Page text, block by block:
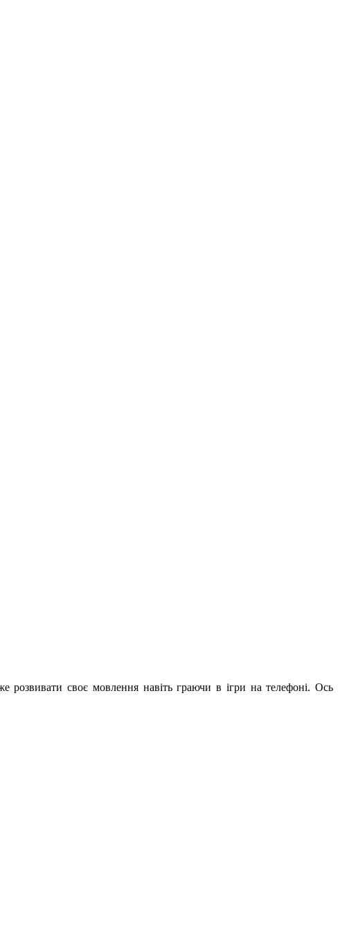
своє мовлення навіть граючи в ігри на телефоні. Ось